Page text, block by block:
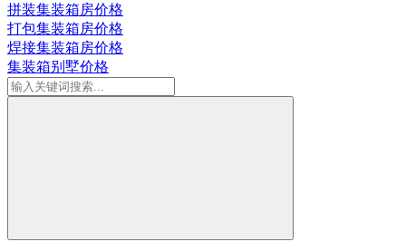
拼装集装箱房价格
打包集装箱房价格
焊接集装箱房价格
集装箱别墅价格